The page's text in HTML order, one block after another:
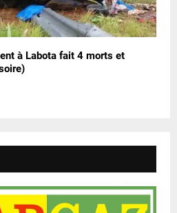
à Labota fait 4 morts et